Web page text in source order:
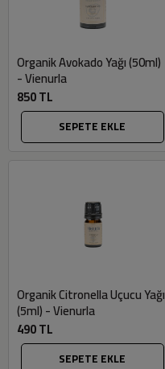
Organik Avokado Yağı (50ml)
- Vienurla
850 TL
SEPETE EKLE
Organik Citronella Uçucu Yağı
(5ml) - Vienurla
490 TL
SEPETE EKLE